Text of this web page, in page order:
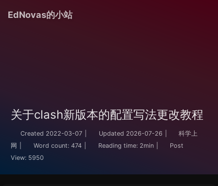
EdNovas的小站
关于clash新版本的配置写法更改教程
Created 2022-03-07 Updated 2026-07-26
科学上
网
Word count: 474 Reading time: 2min
Post
View: 5950